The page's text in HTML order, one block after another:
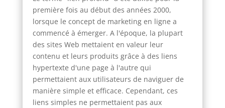
première fois au début des années 2000,
lorsque le concept de marketing en ligne a
commencé à émerger. A l'époque, la plupart
des sites Web mettaient en valeur leur
contenu et leurs produits grâce à des liens
hypertexte d'une page à l'autre qui
permettaient aux utilisateurs de naviguer de
manière simple et efficace. Cependant, ces
liens simples ne permettaient pas aux